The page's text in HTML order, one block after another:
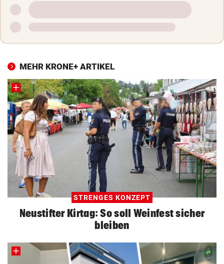
MEHR KRONE+ ARTIKEL
STRENGES KONZEPT
Neustifter Kirtag: So soll Weinfest sicher
bleiben